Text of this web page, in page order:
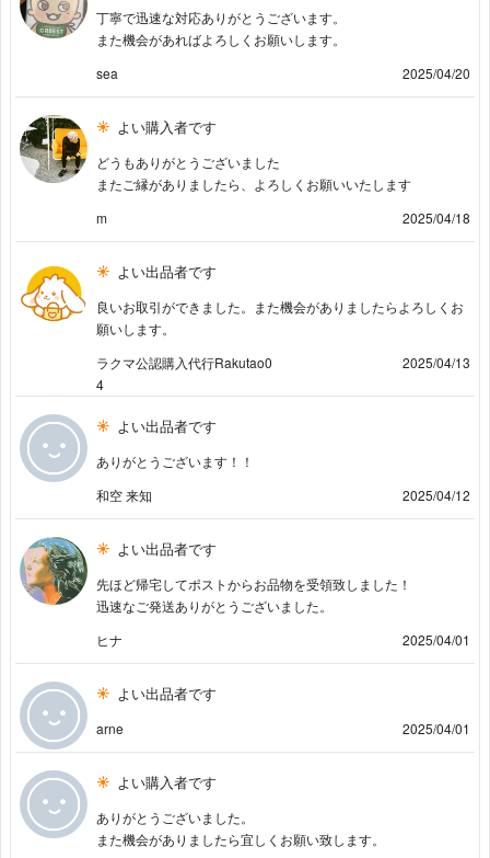
丁寧で迅速な対応ありがとうございます。
また機会があればよろしくお願いします。
sea
2025/04/20
よい購入者です
どうもありがとうございました
またご縁がありましたら、よろしくお願いいたします
m
2025/04/18
よい出品者です
良いお取引ができました。また機会がありましたらよろしくお
願いします。
ラクマ公認購入代行Rakutao0
4
2025/04/13
よい出品者です
ありがとうございます！！
和空 来知
2025/04/12
よい出品者です
先ほど帰宅してポストからお品物を受領致しました！
迅速なご発送ありがとうございました。
ヒナ
2025/04/01
よい出品者です
arne 2025/04/01
よい購入者です
ありがとうございました。
また機会がありましたら宜しくお願い致します。